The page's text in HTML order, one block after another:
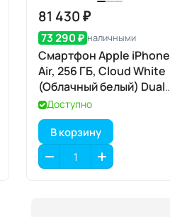
81 430 ₽
73 290 ₽ наличными
Смартфон Apple iPhone
Air, 256 ГБ, Cloud White
(Облачный белый) Dual
eSIM
Доступно
В корзину